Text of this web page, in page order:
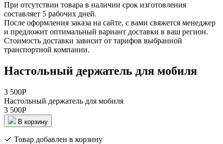
При отсутствии товара в наличии срок изготовления
составляет 5 рабочих дней.
После оформления заказа на сайте, с вами свяжется менеджер
и предложит оптимальный вариант доставки в ваш регион.
Стоимость доставки зависит от тарифов выбранной
транспортной компании.
Настольный держатель для мобиля
3 500Р
Настольный держатель для мобиля
3 500Р
В корзину
Товар добавлен в корзину